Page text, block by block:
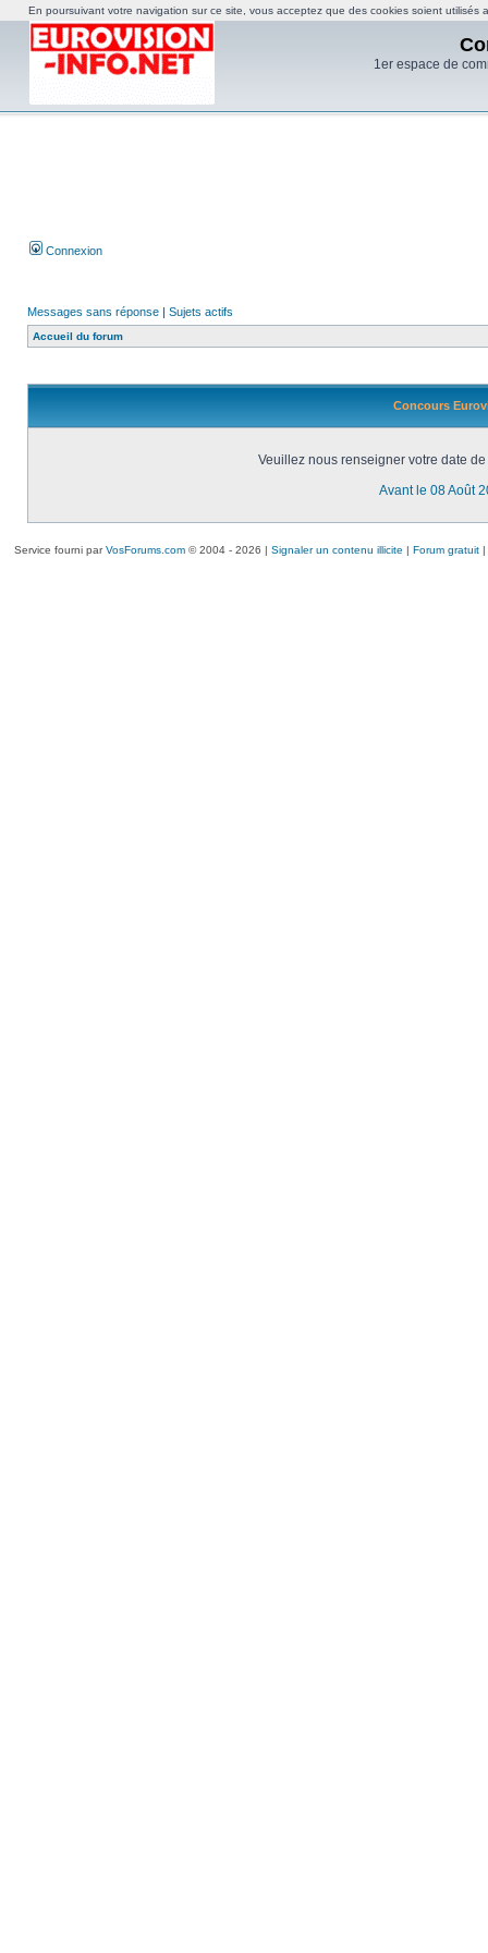
1er espace de
Connexion
Messages sans réponse | Sujets actifs
Accueil du forum
Concours
Veuillez nous renseigner votre date
Avant le 08 Août
Service fourni parVosForums.com© 2004 - 2026 | Signaler un contenu illicite | Forum gratuit|
En poursuivant votre navigation sur ce site, vous acceptez que des cookies soient